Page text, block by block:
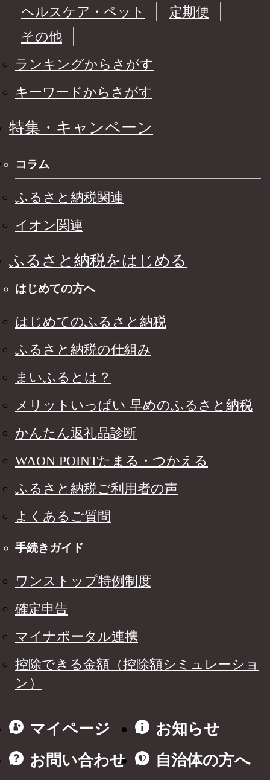
ヘルスケア・ペット
定期便
その他
ランキングからさがす
キーワードからさがす
特集・キャンペーン
コラム
ふるさと納税関連
イオン関連
ふるさと納税をはじめる
はじめての方へ
はじめてのふるさと納税
ふるさと納税の仕組み
まいふるとは？
メリットいっぱい 早めのふるさと納税
かんたん返礼品診断
WAON POINTたまる・つかえる
ふるさと納税ご利用者の声
よくあるご質問
手続きガイド
ワンストップ特例制度
確定申告
マイナポータル連携
控除できる金額（控除額シミュレーショ
ン）
マイページ
お知らせ
お問い合わせ
自治体の方へ